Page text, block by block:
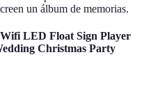
un álbum de memorias.
LED Float Sign Player
Christmas Party